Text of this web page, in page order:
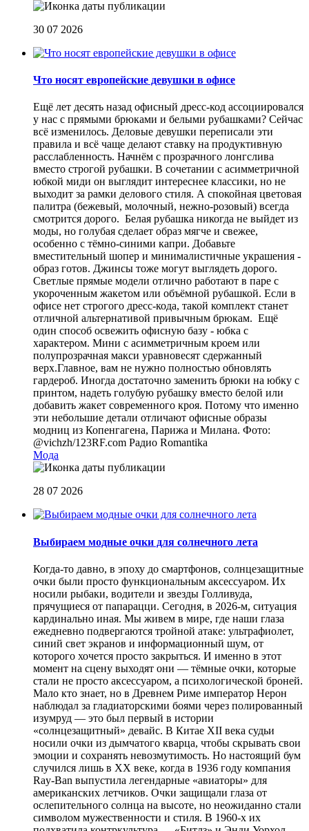
30 07 2026
Что носят европейские девушки в офисе
Ещё лет десять назад офисный дресс-код ассоциировался
у нас с прямыми брюками и белыми рубашками? Сейчас
всё изменилось. Деловые девушки переписали эти
правила и всё чаще делают ставку на продуктивную
расслабленность. Начнём с прозрачного лонгслива
вместо строгой рубашки. В сочетании с асимметричной
юбкой миди он выглядит интереснее классики, но не
выходит за рамки делового стиля. А спокойная цветовая
палитра (бежевый, молочный, нежно-розовый) всегда
смотрится дорого. Белая рубашка никогда не выйдет из
моды, но голубая сделает образ мягче и свежее,
особенно с тёмно-синими капри. Добавьте
вместительный шопер и минималистичные украшения -
образ готов. Джинсы тоже могут выглядеть дорого.
Светлые прямые модели отлично работают в паре с
укороченным жакетом или объёмной рубашкой. Если в
офисе нет строгого дресс-кода, такой комплект станет
отличной альтернативой привычным брюкам. Ещё
один способ освежить офисную базу - юбка с
характером. Мини с асимметричным кроем или
полупрозрачная макси уравновесят сдержанный
верх.Главное, вам не нужно полностью обновлять
гардероб. Иногда достаточно заменить брюки на юбку с
принтом, надеть голубую рубашку вместо белой или
добавить жакет современного кроя. Потому что именно
эти небольшие детали отличают офисные образы
модниц из Копенгагена, Парижа и Милана. Фото:
@vichzh/123RF.com Радио Romantika
Мода
28 07 2026
Выбираем модные очки для солнечного лета
Когда-то давно, в эпоху до смартфонов, солнцезащитные
очки были просто функциональным аксессуаром. Их
носили рыбаки, водители и звезды Голливуда,
прячущиеся от папарацци. Сегодня, в 2026-м, ситуация
кардинально иная. Мы живем в мире, где наши глаза
ежедневно подвергаются тройной атаке: ультрафиолет,
синий свет экранов и информационный шум, от
которого хочется просто закрыться. И именно в этот
момент на сцену выходят они — тёмные очки, которые
стали не просто аксессуаром, а психологической броней.
Мало кто знает, но в Древнем Риме император Нерон
наблюдал за гладиаторскими боями через полированный
изумруд — это был первый в истории
«солнцезащитный» девайс. В Китае XII века судьи
носили очки из дымчатого кварца, чтобы скрывать свои
эмоции и сохранять невозмутимость. Но настоящий бум
случился лишь в XX веке, когда в 1936 году компания
Ray-Ban выпустила легендарные «авиаторы» для
американских летчиков. Очки защищали глаза от
ослепительного солнца на высоте, но неожиданно стали
символом мужественности и стиля. В 1960-х их